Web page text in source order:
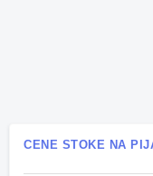
CENE STOKE NA